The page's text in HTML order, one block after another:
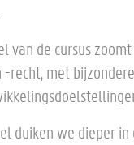
van de cursus
recht, met
duiken we dieper